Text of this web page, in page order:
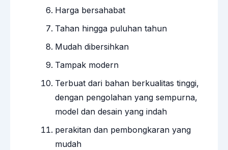
Harga bersahabat
Tahan hingga puluhan tahun
Mudah dibersihkan
Tampak modern
Terbuat dari bahan berkualitas tinggi,
dengan pengolahan yang sempurna,
model dan desain yang indah
perakitan dan pembongkaran yang
mudah